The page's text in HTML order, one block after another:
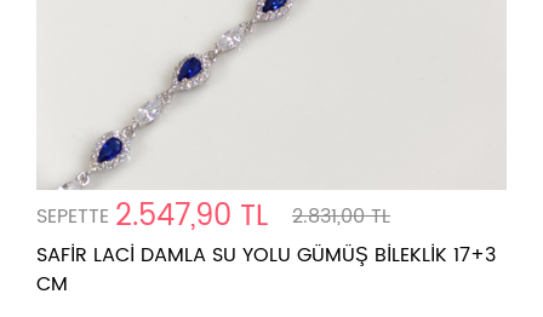
SEPETTE 2.547,90 TL
2.831,00 TL
SAFİR LACİ DAMLA SU YOLU GÜMÜŞ BİLEKLİK 17+3
CM